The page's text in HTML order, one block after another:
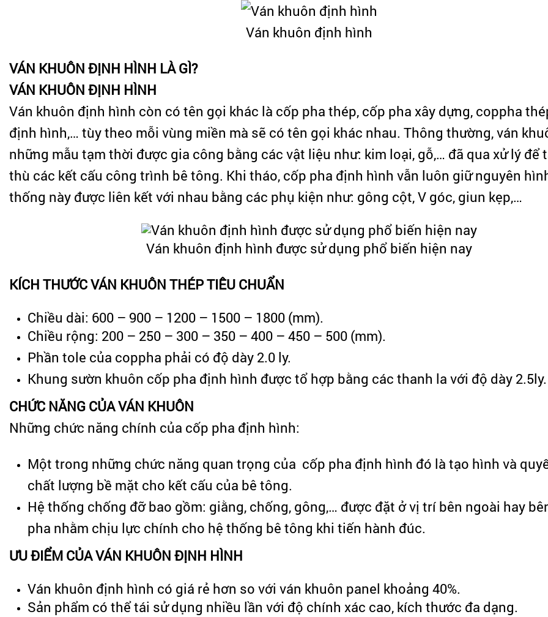
Ván khuôn định hình
VÁN KHUÔN ĐỊNH HÌNH LÀ GÌ?
VÁN KHUÔN ĐỊNH HÌNH
Ván khuôn định hình còn có tên gọi khác là cốp pha thép, cốp pha xây dựng, coppha
định hình,… tùy theo mỗi vùng miền mà sẽ có tên gọi khác nhau. Thông thường, ván
những mẫu tạm thời được gia công bằng các vật liệu như: kim loại, gỗ,… đã qua xử lý để
thù các kết cấu công trình bê tông. Khi tháo, cốp pha định hình vẫn luôn giữ nguyên
thống này được liên kết với nhau bằng các phụ kiện như: gông cột, V góc, giun kẹp,…
Ván khuôn định hình được sử dụng phổ biến hiện nay
KÍCH THƯỚC VÁN KHUÔN THÉP TIÊU CHUẨN
Chiều dài: 600 – 900 – 1200 – 1500 – 1800 (mm).
Chiều rộng: 200 – 250 – 300 – 350 – 400 – 450 – 500 (mm).
Phần tole của coppha phải có độ dày 2.0 ly.
Khung sườn khuôn cốp pha định hình được tổ hợp bằng các thanh la với độ dày 2.5ly.
CHỨC NĂNG CỦA VÁN KHUÔN
Những chức năng chính của cốp pha định hình:
Một trong những chức năng quan trọng của cốp pha định hình đó là tạo hình và
chất lượng bề mặt cho kết cấu của bê tông.
Hệ thống chống đỡ bao gồm: giằng, chống, gông,… được đặt ở vị trí bên ngoài hay
pha nhằm chịu lực chính cho hệ thống bê tông khi tiến hành đúc.
ƯU ĐIỂM CỦA VÁN KHUÔN ĐỊNH HÌNH
Ván khuôn định hình có giá rẻ hơn so với ván khuôn panel khoảng 40%.
Sản phẩm có thể tái sử dụng nhiều lần với độ chính xác cao, kích thước đa dạng.